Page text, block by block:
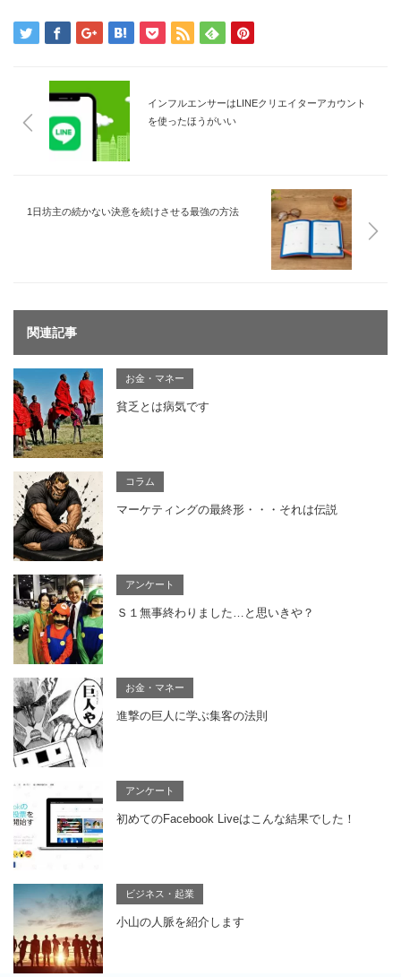
インフルエンサーはLINEクリエイターアカウント
を使ったほうがいい
1日坊主の続かない決意を続けさせる最強の方法
関連記事
お金・マネー
貧乏とは病気です
コラム
マーケティングの最終形・・・それは伝説
アンケート
Ｓ１無事終わりました…と思いきや？
お金・マネー
進撃の巨人に学ぶ集客の法則
アンケート
初めてのFacebook Liveはこんな結果でした！
ビジネス・起業
小山の人脈を紹介します